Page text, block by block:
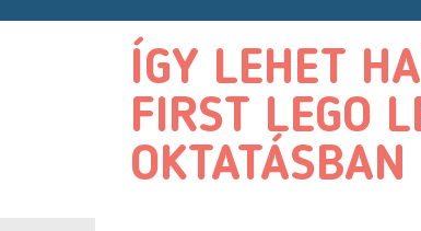
ÍGY LEHET
FIRST LEGO
OKTATÁSBAN